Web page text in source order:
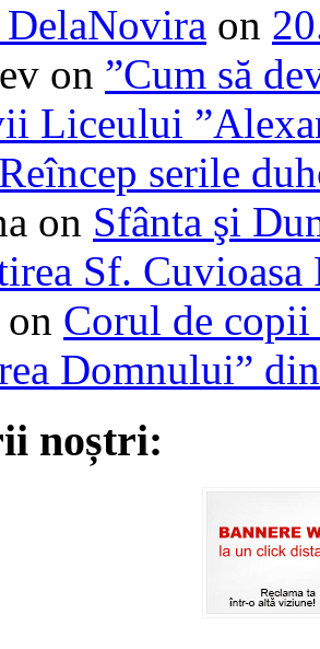
on
on ”Cum să
Liceului
Reîncep serile
on Sfânta şi
Sf. Cuvioasa
on Corul de
Domnului”
noștri: